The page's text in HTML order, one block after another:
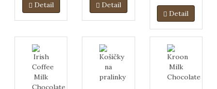
Detail Detail
touto
čokoládou,
lahodná
mliečna
Belgická
čokoláda
pokrytá
jemným
chrukavým
Detail